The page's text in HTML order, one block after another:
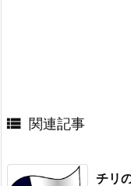
 関連記事
チリ